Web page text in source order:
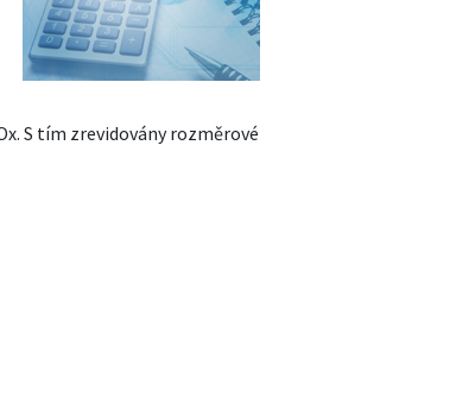
S tím zrevidovány rozměrové